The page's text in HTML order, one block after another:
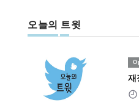
오늘의 트윗
재